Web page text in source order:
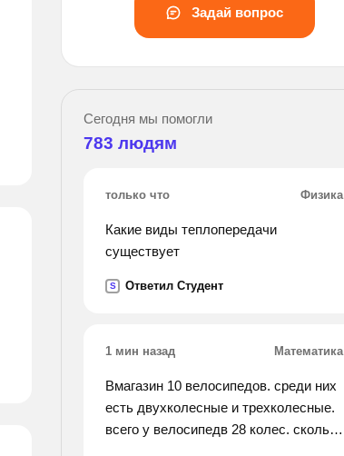
Задай вопрос
Сегодня мы помогли
783 людям
только что Физика
Какие виды теплопередачи
существует
S Ответил Студент
1 мин назад Математика
Вмагазин 10 велосипедов. среди них
есть двухколесные и трехколесные.
всего у велосипедв 28 колес. сколько